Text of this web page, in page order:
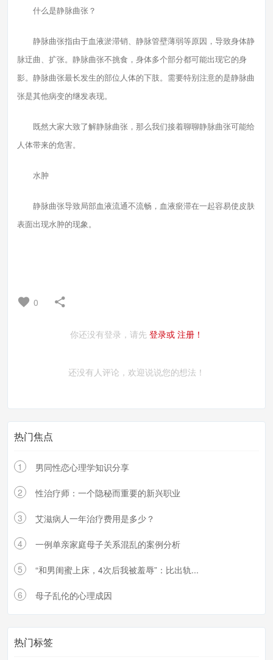
什么是静脉曲张？
静脉曲张指由于血液淤滞销、静脉管壁薄弱等原因，导致身体静
脉迂曲、扩张。静脉曲张不挑食，身体多个部分都可能出现它的身
影。静脉曲张最长发生的部位人体的下肢。需要特别注意的是静脉曲
张是其他病变的继发表现。
既然大家大致了解静脉曲张，那么我们接着聊聊静脉曲张可能给
人体带来的危害。
水肿
静脉曲张导致局部血液流通不流畅，血液瘀滞在一起容易使皮肤
表面出现水肿的现象。
0
你还没有登录，请先 登录或 注册！
还没有人评论，欢迎说说您的想法！
热门焦点
1 男同性恋心理学知识分享
2 性治疗师：一个隐秘而重要的新兴职业
3 艾滋病人一年治疗费用是多少？
4 一例单亲家庭母子关系混乱的案例分析
5 “和男闺蜜上床，4次后我被羞辱”：比出轨...
6 母子乱伦的心理成因
热门标签